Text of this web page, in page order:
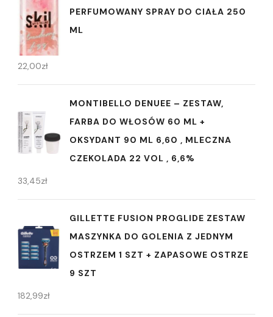
PERFUMOWANY SPRAY DO CIAŁA 250
ML
22,00zł
MONTIBELLO DENUEE – ZESTAW,
FARBA DO WŁOSÓW 60 ML +
OKSYDANT 90 ML 6,60 , MLECZNA
CZEKOLADA 22 VOL , 6,6%
33,45zł
GILLETTE FUSION PROGLIDE ZESTAW
MASZYNKA DO GOLENIA Z JEDNYM
OSTRZEM 1 SZT + ZAPASOWE OSTRZE
9 SZT
182,99zł